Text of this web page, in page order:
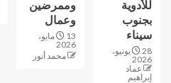
للأدوية
بجنوب
سيناء
28 يونيو،
2026
عماد
إبراهيم
وممرضين
وعمال
13 مايو،
2026
محمد أنور